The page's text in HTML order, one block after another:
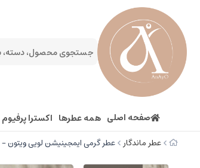
صفحه اصلی همه عطرها اکسترا پرفیوم
عطر ماندگار عطر گرمی ایمجینیشن لویی ویتون - Louis Vuitton Imagination (جیوادان)